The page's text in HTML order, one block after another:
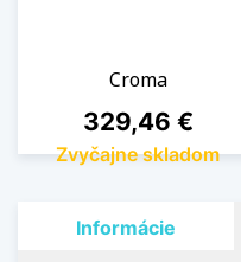
Croma
Cena
329,46 €
Zvyčajne skladom
Informácie